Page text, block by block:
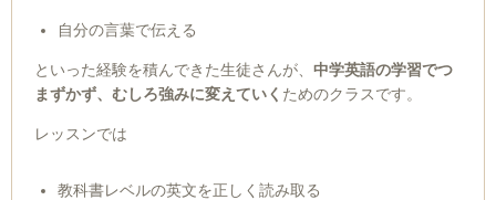
自分の言葉で伝える
といった経験を積んできた生徒さんが、 中学英語の学習でつ
まずかず、むしろ強みに変えていく ためのクラスです。
レッスンでは
教科書レベルの英文を正しく読み取る